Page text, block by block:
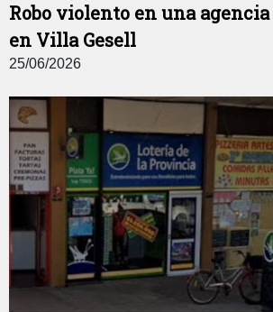
Robo violento en una
en Villa Gesell
25/06/2026